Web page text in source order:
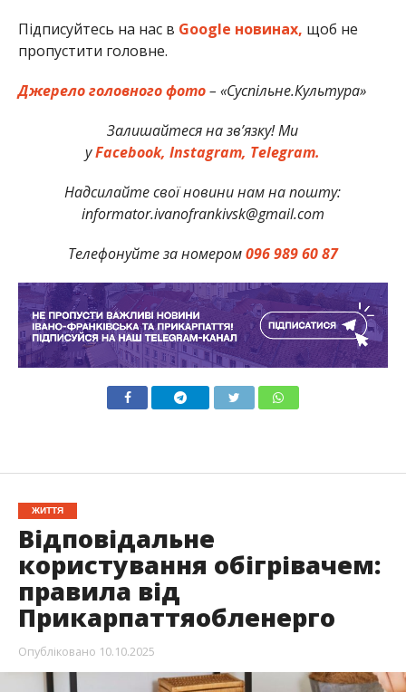
Підписуйтесь на нас в Google новинах, щоб не
пропустити головне.
Джерело головного фото– «Суспільне.Культура»
Залишайтеся на зв’язку! Ми
уFacebook, Instagram, Telegram.
Надсилайте свої новини нам на пошту:
informator.ivanofrankivsk@gmail.com
Телефонуйте за номером096 989 60 87
ЖИТТЯ
Відповідальне
користування обігрівачем:
правила від
Прикарпаттяобленерго
Опубліковано 10.10.2025